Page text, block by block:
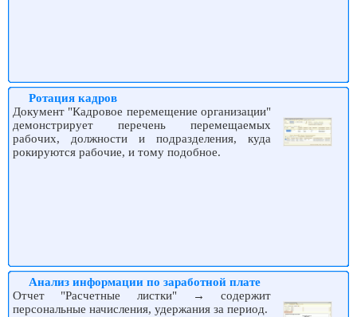
Ротация кадров
Документ "Кадровое перемещение организации"
демонстрирует перечень перемещаемых
рабочих, должности и подразделения, куда
рокируются рабочие, и тому подобное.
Анализ информации по заработной плате
Отчет "Расчетные листки" → содержит
персональные начисления, удержания за период.